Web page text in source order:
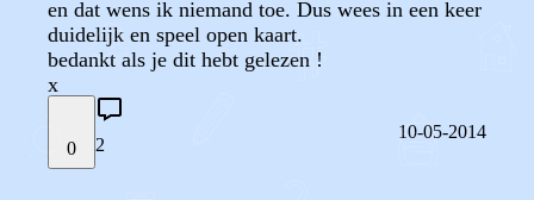
en dat wens ik niemand toe. Dus wees in een keer
duidelijk en speel open kaart.
bedankt als je dit hebt gelezen !
x
0 2
10-05-2014